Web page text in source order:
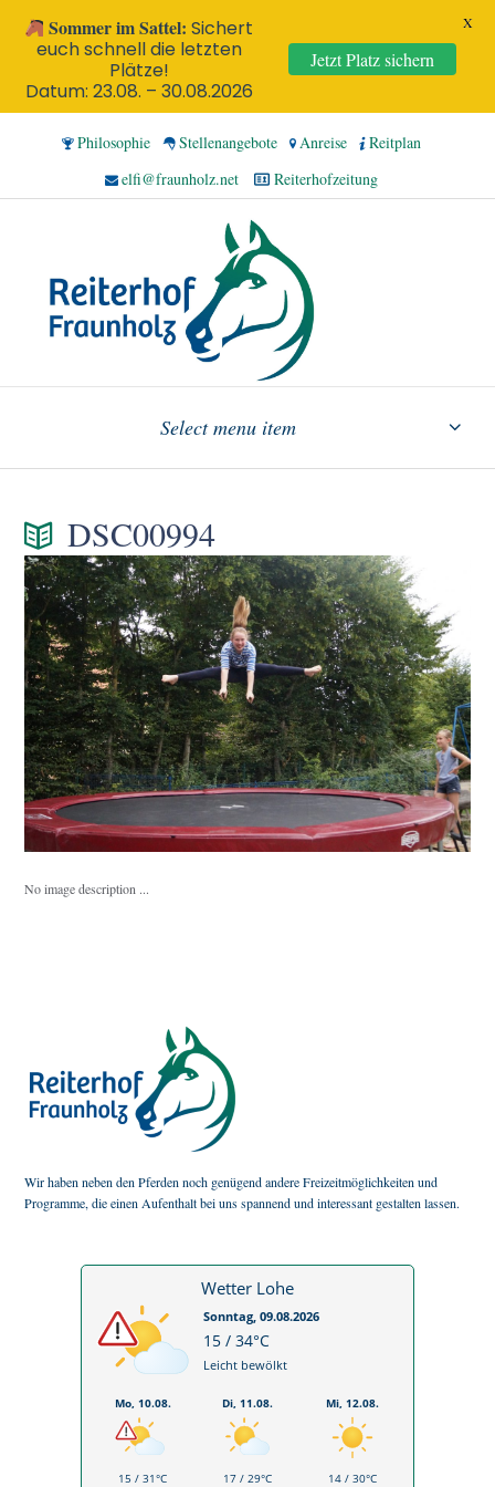
Philosophie Stellenangebote Anreise
Reitplan
elfi@fraunholz.net
Reiterhofzeitung
Select menu item
DSC00994
No image description ...
Wir haben neben den Pferden noch genügend andere Freizeitmöglichkeiten und
Programme, die einen Aufenthalt bei uns spannend und interessant gestalten lassen.
Wetter Lohe
Sonntag, 09.08.2026
15 / 34°C
Leicht bewölkt
Mo, 10.08.
15 / 31°C
Di, 11.08.
17 / 29°C
Mi, 12.08.
14 / 30°C
Sommer im Sattel:Sichert
euch schnell die letzten
Plätze!
Datum: 23.08. – 30.08.2026
Jetzt Platz sichern
X